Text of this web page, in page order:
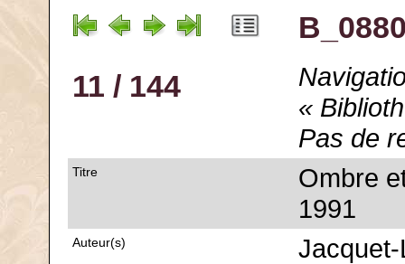
11 / 144
«
Pas de
Titre
Ombre
1991
Auteur(s)